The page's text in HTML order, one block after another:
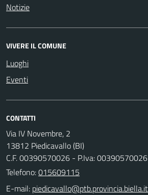
Notizie
VIVERE IL COMUNE
Luoghi
Eventi
CONTATTI
Via IV Novembre, 2
13812 Piedicavallo (BI)
C.F. 00390570026 - P.Iva: 00390570026
Telefono:015609115
E-mail: